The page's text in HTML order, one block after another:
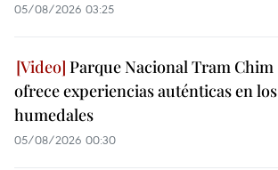
05/08/2026 03:25
Parque Nacional Tram Chim
ofrece experiencias auténticas en los
humedales
05/08/2026 00:30